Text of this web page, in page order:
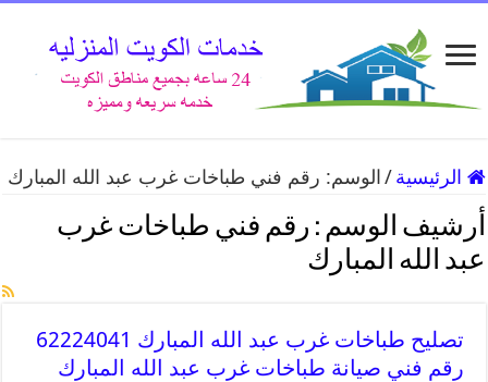
الرئيسية / الوسم: رقم فني طباخات غرب عبد الله المبارك
أرشيف الوسم : رقم فني طباخات غرب
عبد الله المبارك
تصليح طباخات غرب عبد الله المبارك 62224041
رقم فني صيانة طباخات غرب عبد الله المبارك